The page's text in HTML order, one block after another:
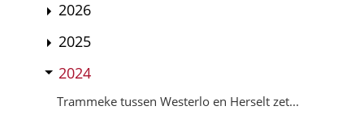
2026
2025
2024
Trammeke tussen Westerlo en Herselt zet...